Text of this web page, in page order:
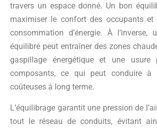
travers un espace donné. Un bon
maximiser le confort des occupants
consommation d’énergie. À l’inverse,
équilibré peut entraîner des zones
gaspillage énergétique et une usure
composants, ce qui peut conduire à
coûteuses à long terme.
L’équilibrage garantit une pression de
tout le réseau de conduits, évitant